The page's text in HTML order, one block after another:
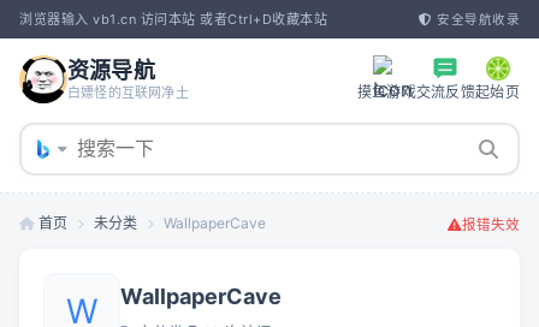
浏览器输入 vb1.cn 访问本站 或者Ctrl+D收藏本站 安全导航收录
资源导航
白嫖怪的互联网净土 摸鱼游戏交流反馈起始页
首页 未分类 WallpaperCave 报错失效
W WallpaperCave